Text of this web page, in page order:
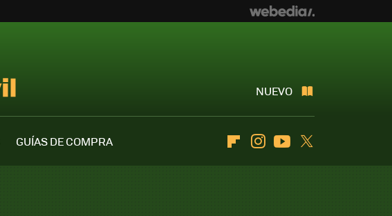
NUEVO
GUÍAS DE COMPRA
FlipboardInstagramYoutube